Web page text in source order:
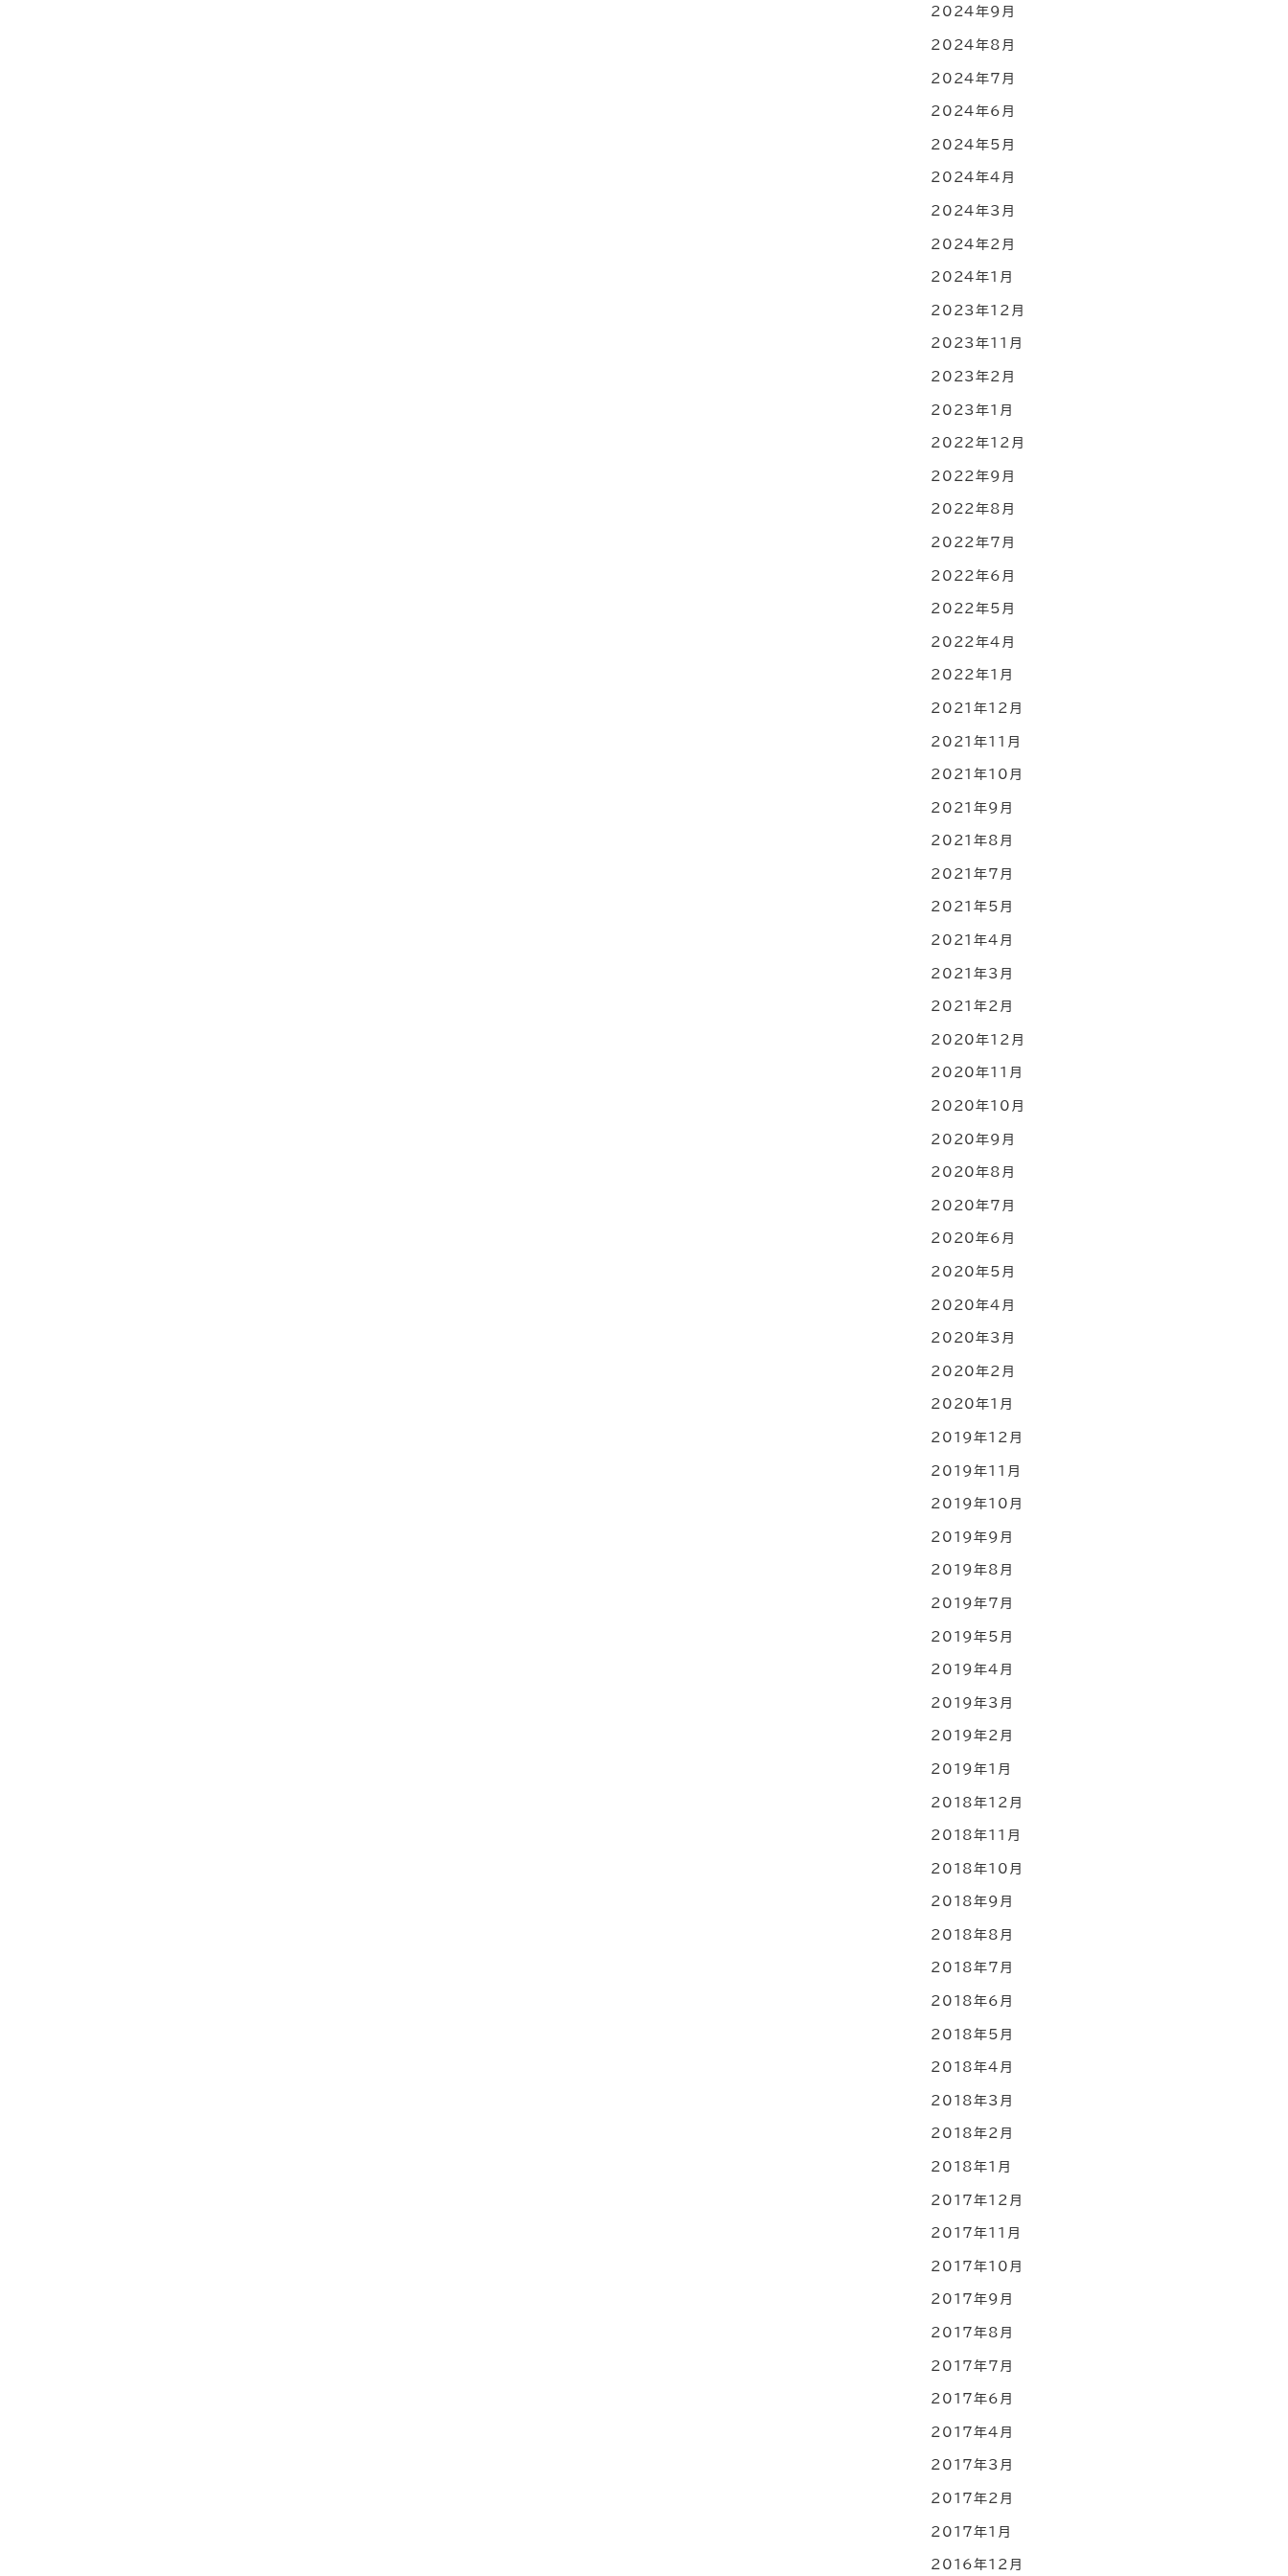
2024年9月
2024年8月
2024年7月
2024年6月
2024年5月
2024年4月
2024年3月
2024年2月
2024年1月
2023年12月
2023年11月
2023年2月
2023年1月
2022年12月
2022年9月
2022年8月
2022年7月
2022年6月
2022年5月
2022年4月
2022年1月
2021年12月
2021年11月
2021年10月
2021年9月
2021年8月
2021年7月
2021年5月
2021年4月
2021年3月
2021年2月
2020年12月
2020年11月
2020年10月
2020年9月
2020年8月
2020年7月
2020年6月
2020年5月
2020年4月
2020年3月
2020年2月
2020年1月
2019年12月
2019年11月
2019年10月
2019年9月
2019年8月
2019年7月
2019年5月
2019年4月
2019年3月
2019年2月
2019年1月
2018年12月
2018年11月
2018年10月
2018年9月
2018年8月
2018年7月
2018年6月
2018年5月
2018年4月
2018年3月
2018年2月
2018年1月
2017年12月
2017年11月
2017年10月
2017年9月
2017年8月
2017年7月
2017年6月
2017年4月
2017年3月
2017年2月
2017年1月
2016年12月